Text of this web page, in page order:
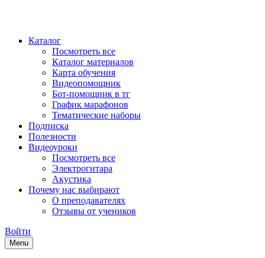
Каталог
Посмотреть все
Каталог материалов
Карта обучения
Видеопомощник
Бот-помощник в тг
График марафонов
Тематические наборы
Подписка
Полезности
Видеоуроки
Посмотреть все
Электрогитара
Акустика
Почему нас выбирают
О преподавателях
Отзывы от учеников
Войти
Menu